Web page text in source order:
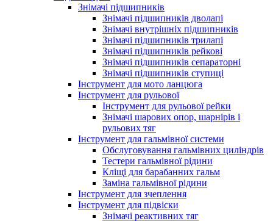
Знімачі підшипників
Знімачі підшипників дволапі
Знімачі внутрішніх підшипників
Знімачі підшипників трилапі
Знімачі підшипників рейкові
Знімачі підшипників сепараторні
Знімачі підшипників ступиці
Інструмент для мото ланцюга
Інструмент для рульової
Інструмент для рульової рейки
Знімачі шарових опор, шарнірів і
рульових тяг
Інструмент для гальмівної системи
Обслуговування гальмівних циліндрів
Тестери гальмівної рідини
Кліщі для барабанних гальм
Заміна гальмівної рідини
Інструмент для зчеплення
Інструмент для підвіски
Знімачі реактивних тяг